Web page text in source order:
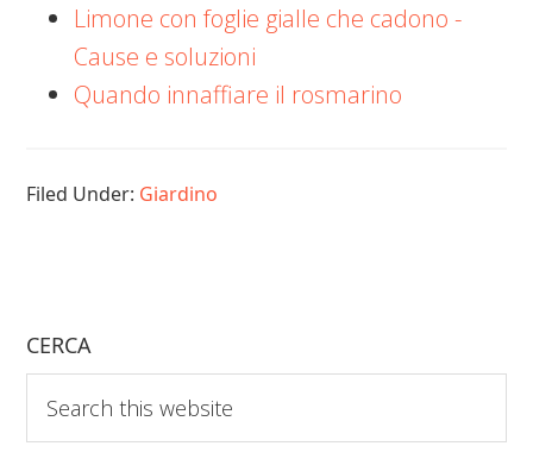
Limone con foglie gialle che cadono​​ -
Cause e soluzioni
Quando innaffiare il rosmarino​​
Filed Under: Giardino
CERCA
this
website